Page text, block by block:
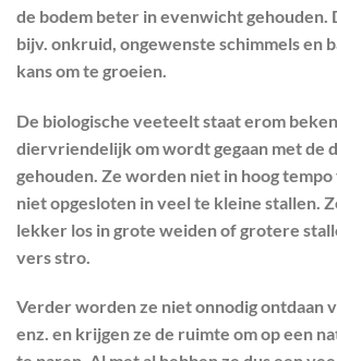
de bodem beter in evenwicht gehouden.
bijv. onkruid, ongewenste schimmels en
kans om te groeien.
De biologische veeteelt staat erom
diervriendelijk om wordt gegaan met de
gehouden. Ze worden niet in hoog
niet opgesloten in veel te kleine stallen.
lekker los in grote weiden of grotere
vers stro.
Verder worden ze niet onnodig ontdaan
enz. en krijgen ze de ruimte om op een